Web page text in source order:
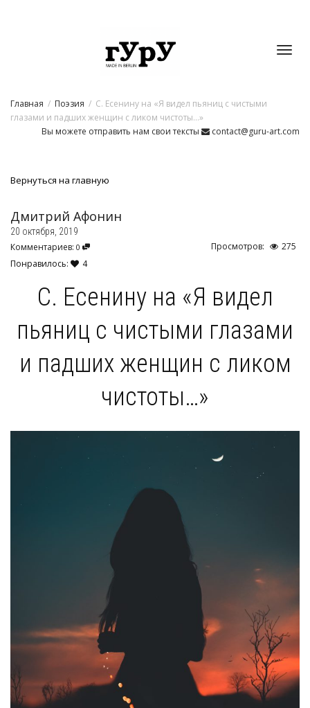
Главная Поэзия
С. Есенину на «Я видел пьяниц с чистыми
глазами и падших женщин с ликом чистоты…»
Вы можете отправить нам свои тексты
contact@guru-art.com
Вернуться на главную
Дмитрий Афонин
20 октября, 2019
Комментариев: 0 Просмотров:
275
Понравилось:
4
С. Есенину на «Я видел
пьяниц с чистыми глазами
и падших женщин с ликом
чистоты…»